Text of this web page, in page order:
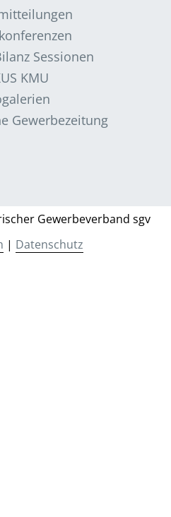
Sessionen
KMU
Gewerbezeitung
Gewerbeverband sgv
| Datenschutz